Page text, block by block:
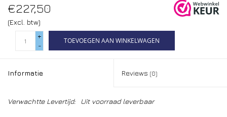
€227,50
(Excl. btw)
+
-
TOEVOEGEN AAN WINKELWAGEN
Informatie Reviews (0)
Verwachtte Levertijd: Uit voorraad leverbaar